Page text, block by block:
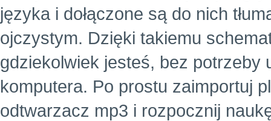
języka i dołączone są do nich
ojczystym. Dzięki takiemu
gdziekolwiek jesteś, bez potrzeby
komputera. Po prostu zaimportuj
odtwarzacz mp3 i rozpocznij